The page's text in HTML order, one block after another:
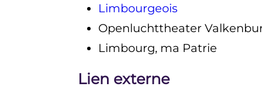
Limbourgeois
Openluchttheater
Limbourg, ma Patrie
Lien externe